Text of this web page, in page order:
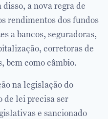
a nova regra de
rendimentos dos fundos
a bancos, seguradoras,
corretoras de
bem como câmbio.
na legislação do
de lei precisa ser
e sancionado